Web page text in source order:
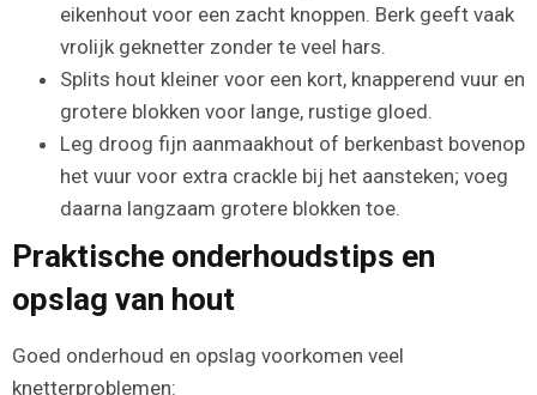
eikenhout voor een zacht knoppen. Berk geeft vaak
vrolijk geknetter zonder te veel hars.
Splits hout kleiner voor een kort, knapperend vuur en
grotere blokken voor lange, rustige gloed.
Leg droog fijn aanmaakhout of berkenbast bovenop
het vuur voor extra crackle bij het aansteken; voeg
daarna langzaam grotere blokken toe.
Praktische onderhoudstips en
opslag van hout
Goed onderhoud en opslag voorkomen veel
knetterproblemen: